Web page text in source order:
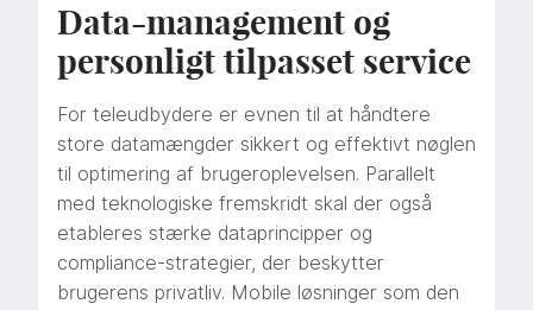
Data-management og
personligt tilpasset service
For teleudbydere er evnen til at håndtere
store datamængder sikkert og effektivt nøglen
til optimering af brugeroplevelsen. Parallelt
med teknologiske fremskridt skal der også
etableres stærke dataprincipper og
compliance-strategier, der beskytter
brugerens privatliv. Mobile løsninger som den